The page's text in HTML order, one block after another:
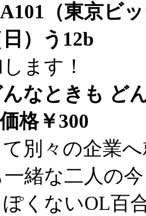
（東京ビ
）う12b
ます！
んなときも ど
格￥300
別々の企業
一緒な二人の
くないOL百